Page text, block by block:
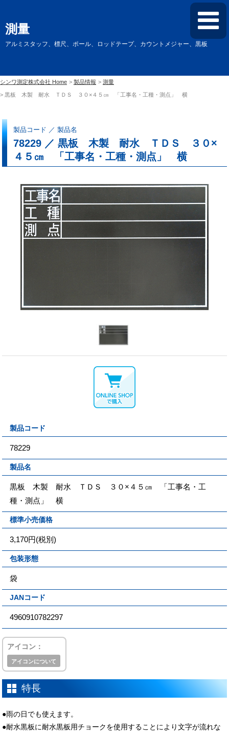
測量
アルミスタッフ、標尺、ポール、ロッドテープ、カウントメジャー、黒板
シンワ測定株式会社 Home 製品情報 測量
黒板 木製 耐水 ＴＤＳ ３０×４５㎝ 「工事名・工種・測点」 横
製品コード ／ 製品名
78229 ／ 黒板 木製 耐水 ＴＤＳ ３０×
４５㎝ 「工事名・工種・測点」 横
製品コード
78229
製品名
黒板 木製 耐水 ＴＤＳ ３０×４５㎝ 「工事名・工
種・測点」 横
標準小売価格
3,170円(税別)
包装形態
袋
JANコード
4960910782297
アイコン：
アイコンについて
特長
●雨の日でも使えます。
●耐水黒板に耐水黒板用チョークを使用することにより文字が流れな